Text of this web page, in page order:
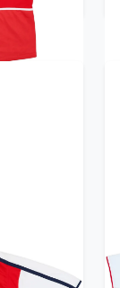
Shirt
(XXL)